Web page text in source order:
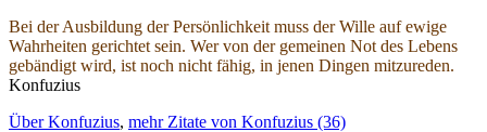
Bei der Ausbildung der Persönlichkeit muss der Wille auf ewige
Wahrheiten gerichtet sein. Wer von der gemeinen Not des Lebens
gebändigt wird, ist noch nicht fähig, in jenen Dingen mitzureden.
Konfuzius
Über Konfuzius, mehr Zitate von Konfuzius (36)